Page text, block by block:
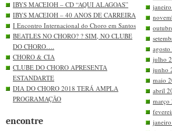
IBYS MACEIOH – CD “AQUI ALAGOAS”
IBYS MACEIOH – 40 ANOS DE CARREIRA
I Encontro Internacional do Choro em Santos
BEATLES NO CHORO? ? SIM, NO CLUBE
DO CHORO….
CHORO & CIA
CLUBE DO CHORO APRESENTA
ESTANDARTE
DIA DO CHORO 2018 TERÁ AMPLA
PROGRAMAÇÃO
encontre
julho
junho
maio
abril
março